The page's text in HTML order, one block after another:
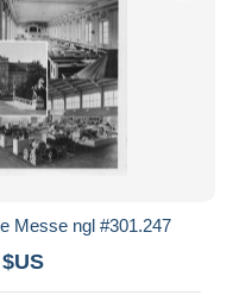
Messe ngl #301.247